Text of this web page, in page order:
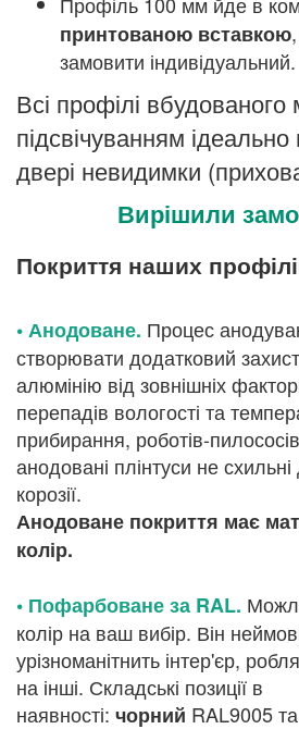
принтованою вставкою
замовити індивідуальний.
Всі профілі
підсвічуванням ідеально
двері невидимки
Вирішили
Покриття наших
• Анодоване. Процес
створювати додатковий
алюмінію від зовнішніх
перепадів вологості та
прибирання, роботів-
анодовані плінтуси не
корозії.
Анодоване покриття має
колір.
• Пофарбоване за RAL.
колір на ваш вибір. Він
урізноманітнить інтер'єр,
на інші. Складські позиції в
наявності: чорний RAL9005 та